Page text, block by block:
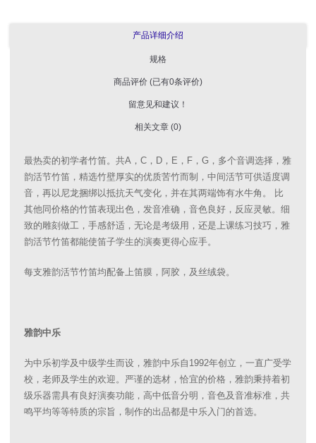
产品详细介绍
规格
商品评价 (已有0条评价)
留意见和建议！
相关文章 (0)
最热卖的初学者竹笛。共A，C，D，E，F，G，多个音调选择，雅
韵活节竹笛，精选竹壁厚实的优质苦竹而制，中间活节可供适度调
音，再以尼龙捆绑以抵抗天气变化，并在其两端饰有水牛角。 比
其他同价格的竹笛表现出色，发音准确，音色良好，反应灵敏。细
致的雕刻做工，手感舒适，无论是考级用，还是上课练习技巧，雅
韵活节竹笛都能使笛子学生的演奏更得心应手。
每支雅韵活节竹笛均配备上笛膜，阿胶，及丝绒袋。
雅韵中乐
为中乐初学及中级学生而设，雅韵中乐自1992年创立，一直广受学
校，老师及学生的欢迎。严谨的选材，恰宜的价格，雅韵秉持着初
级乐器需具有良好演奏功能，高中低音分明，音色及音准标准，共
鸣平均等等特质的宗旨，制作的出品都是中乐入门的首选。